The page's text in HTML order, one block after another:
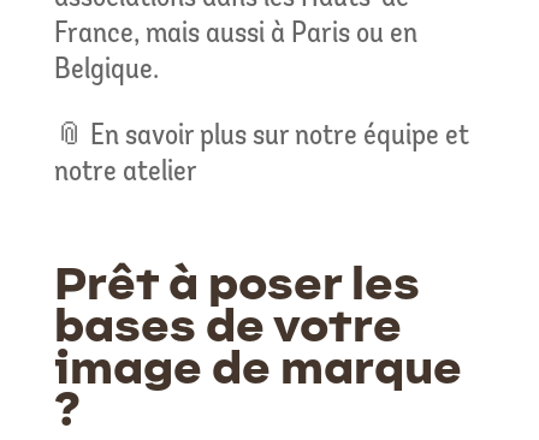
France, mais aussi à Paris ou en
Belgique.
📎 En savoir plus sur notre équipe et
notre atelier
Prêt à poser les
bases de votre
image de marque
?